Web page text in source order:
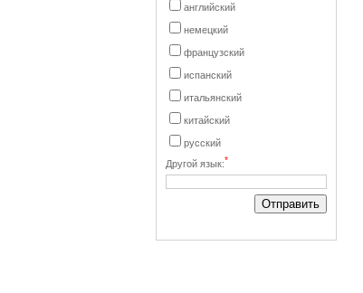
английский
немецкий
французский
испанский
итальянский
китайский
русский
Другой язык:*